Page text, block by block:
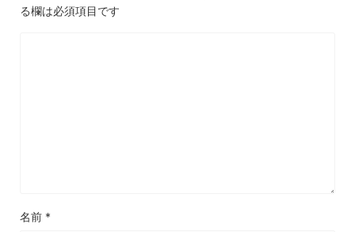
る欄は必須項目です
名前 *